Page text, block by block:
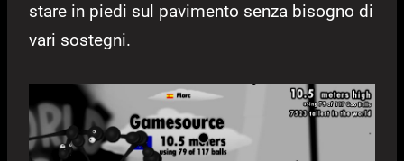
stare in piedi sul pavimento senza bisogno di
vari sostegni.